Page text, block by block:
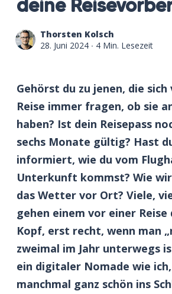
deine
Thorsten Kolsch
28. Juni 2024∙ 4 Min. Lesezeit
Gehörst du zu jenen, die
Reise immer fragen, ob sie
haben? Ist dein Reisepass
sechs Monate gültig? Hast
informiert, wie du vom
Unterkunft kommst? Wie
das Wetter vor Ort? Viele,
gehen einem vor einer Reise
Kopf, erst recht, wenn man
zweimal im Jahr unterwegs
ein digitaler Nomade wie
manchmal ganz schön ins